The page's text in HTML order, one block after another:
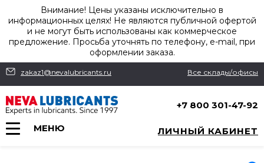
Внимание! Цены указаны исключительно в
информационных целях! Не являются публичной офертой
и не могут быть использованы как коммерческое
предложение. Просьба уточнять по телефону, e-mail, при
оформлении заказа.
zakaz1@nevalubricants.ru Все склады/офисы
+7 800 301-47-92
МЕНЮ ЛИЧНЫЙ КАБИНЕТ